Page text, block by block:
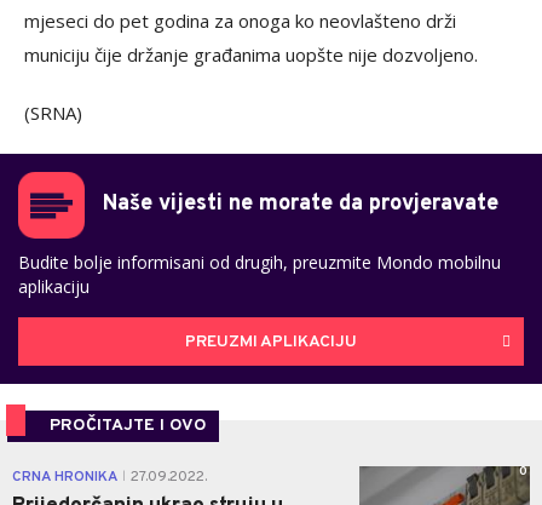
mjeseci do pet godina za onoga ko neovlašteno drži
municiju čije držanje građanima uopšte nije dozvoljeno.
(SRNA)
Naše vijesti ne morate da provjeravate
Budite bolje informisani od drugih, preuzmite Mondo mobilnu
aplikaciju
PREUZMI APLIKACIJU
PROČITAJTE I OVO
CRNA HRONIKA 27.09.2022. 0